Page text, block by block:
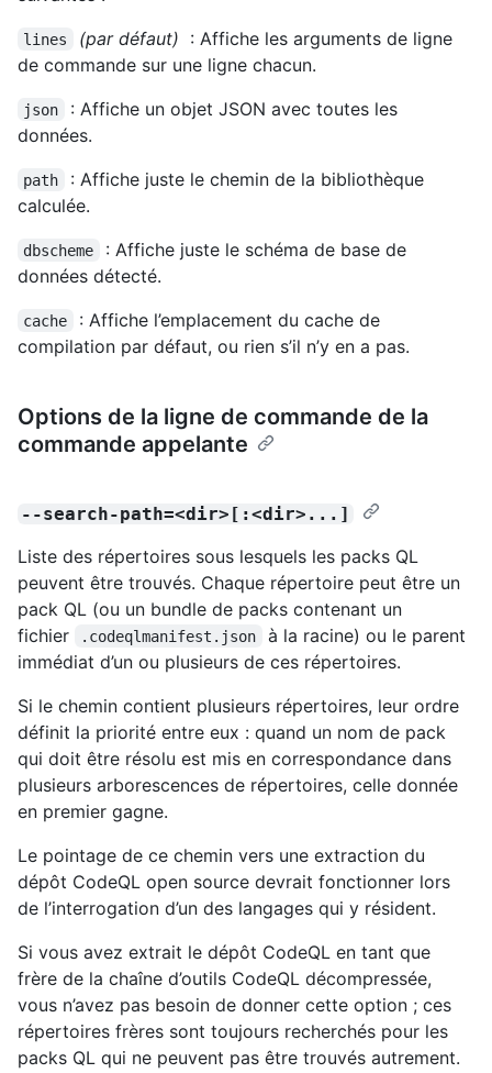
lines (par défaut) : Affiche les arguments de ligne
de commande sur une ligne chacun.
json
: Affiche un objet JSON avec toutes les
données.
path
: Affiche juste le chemin de la bibliothèque
calculée.
dbscheme
: Affiche juste le schéma de base de
données détecté.
cache
: Affiche l’emplacement du cache de
compilation par défaut, ou rien s’il n’y en a pas.
Options de la ligne de commande de la
commande appelante
--search-path=<dir>[:<dir>...]
Liste des répertoires sous lesquels les packs QL
peuvent être trouvés. Chaque répertoire peut être un
pack QL (ou un bundle de packs contenant un
fichier
.codeqlmanifest.json
à la racine) ou le parent
immédiat d’un ou plusieurs de ces répertoires.
Si le chemin contient plusieurs répertoires, leur ordre
définit la priorité entre eux : quand un nom de pack
qui doit être résolu est mis en correspondance dans
plusieurs arborescences de répertoires, celle donnée
en premier gagne.
Le pointage de ce chemin vers une extraction du
dépôt CodeQL open source devrait fonctionner lors
de l’interrogation d’un des langages qui y résident.
Si vous avez extrait le dépôt CodeQL en tant que
frère de la chaîne d’outils CodeQL décompressée,
vous n’avez pas besoin de donner cette option ; ces
répertoires frères sont toujours recherchés pour les
packs QL qui ne peuvent pas être trouvés autrement.